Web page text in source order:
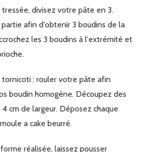
partie afin d'obtenir 3 boudins de la
les 3 boudins à l'extrémité et
boudin homogène. Découpez des
cm de largeur. Déposez chaque
a cake beurré.